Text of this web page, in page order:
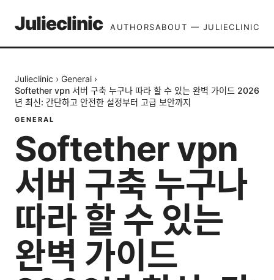
Julieclinic AUTHORSABOUT — JULIECLINIC
Julieclinic › General ›
Softether vpn 서버 구축 누구나 따라 할 수 있는 완벽 가이드 2026
년 최신: 간단하고 안전한 설정부터 고급 보안까지
GENERAL
Softether vpn
서버 구축 누구나
따라 할 수 있는
완벽 가이드